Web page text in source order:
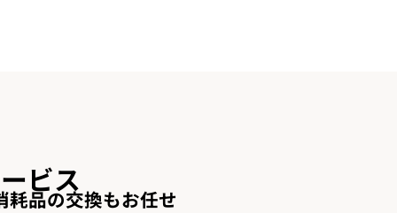
ビス
耗品の交換もお任せ